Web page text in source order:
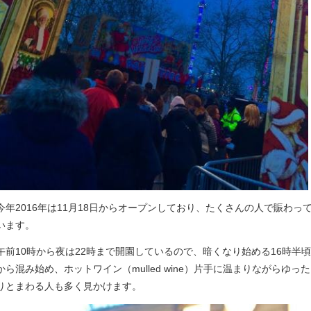
年2016年は11月18日からオープンしており、たくさんの人で賑わっ
ます。
前10時から夜は22時まで開園しているので、暗くなり始める16時半頃
ら混み始め、ホットワイン（mulled wine）片手に温まりながらゆった
とまわる人も多く見かけます。